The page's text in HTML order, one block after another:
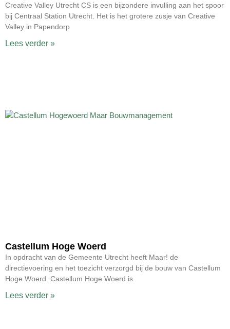
Creative Valley Utrecht CS is een bijzondere invulling aan het spoor
bij Centraal Station Utrecht. Het is het grotere zusje van Creative
Valley in Papendorp
Lees verder »
Castellum Hoge Woerd
In opdracht van de Gemeente Utrecht heeft Maar! de
directievoering en het toezicht verzorgd bij de bouw van Castellum
Hoge Woerd. Castellum Hoge Woerd is
Lees verder »